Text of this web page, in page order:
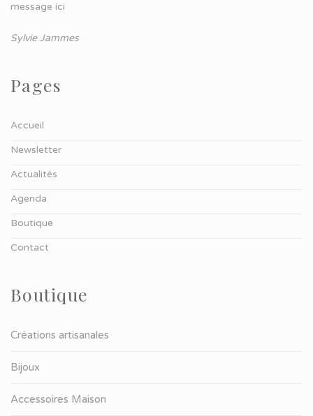
message ici
Sylvie Jammes
Pages
Accueil
Newsletter
Actualités
Agenda
Boutique
Contact
Boutique
Créations artisanales
Bijoux
Accessoires Maison